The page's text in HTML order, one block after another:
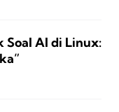
Soal AI di Linux: